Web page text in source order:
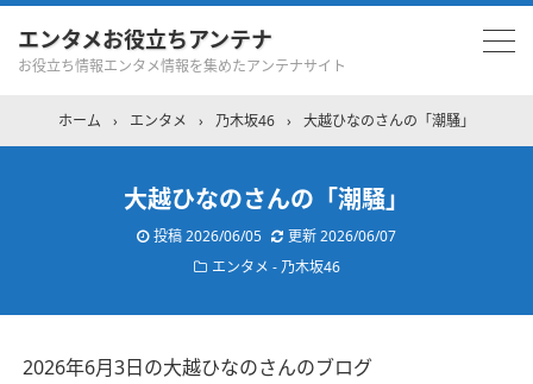
エンタメお役立ちアンテナ
お役立ち情報エンタメ情報を集めたアンテナサイト
ホーム › エンタメ › 乃木坂46 › 大越ひなのさんの「潮騒」
大越ひなのさんの「潮騒」
投稿2026/06/05 更新2026/06/07
エンタメ - 乃木坂46
2026年6月3日の大越ひなのさんのブログ